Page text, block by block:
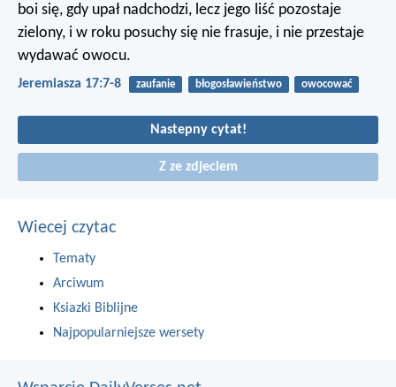
boi się, gdy upał nadchodzi, lecz jego liść pozostaje
zielony, i w roku posuchy się nie frasuje, i nie przestaje
wydawać owocu.
Jeremiasza 17:7-8 zaufanie błogosławieństwo owocować
Nastepny cytat!
Z ze zdjeciem
Wiecej czytac
Tematy
Arciwum
Ksiazki Biblijne
Najpopularniejsze wersety